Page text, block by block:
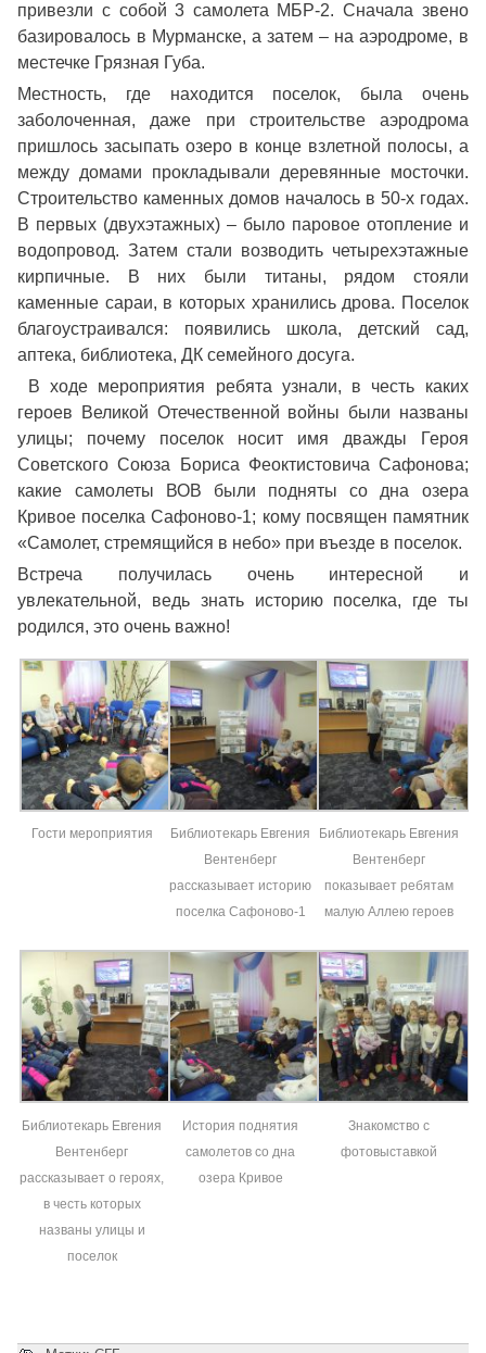
привезли с собой 3 самолета МБР-2. Сначала звено
базировалось в Мурманске, а затем – на аэродроме, в
местечке Грязная Губа.
Местность, где находится поселок, была очень
заболоченная, даже при строительстве аэродрома
пришлось засыпать озеро в конце взлетной полосы, а
между домами прокладывали деревянные мосточки.
Строительство каменных домов началось в 50-х годах.
В первых (двухэтажных) – было паровое отопление и
водопровод. Затем стали возводить четырехэтажные
кирпичные. В них были титаны, рядом стояли
каменные сараи, в которых хранились дрова. Поселок
благоустраивался: появились школа, детский сад,
аптека, библиотека, ДК семейного досуга.
В ходе мероприятия ребята узнали, в честь каких
героев Великой Отечественной войны были названы
улицы; почему поселок носит имя дважды Героя
Советского Союза Бориса Феоктистовича Сафонова;
какие самолеты ВОВ были подняты со дна озера
Кривое поселка Сафоново-1; кому посвящен памятник
«Самолет, стремящийся в небо» при въезде в поселок.
Встреча получилась очень интересной и
увлекательной, ведь знать историю поселка, где ты
родился, это очень важно!
Гости мероприятия
Библиотекарь Евгения
Вентенберг
рассказывает историю
поселка Сафоново-1
Библиотекарь Евгения
Вентенберг
показывает ребятам
малую Аллею героев
Библиотекарь Евгения
Вентенберг
рассказывает о героях,
в честь которых
названы улицы и
поселок
История поднятия
самолетов со дна
озера Кривое
Знакомство с
фотовыставкой